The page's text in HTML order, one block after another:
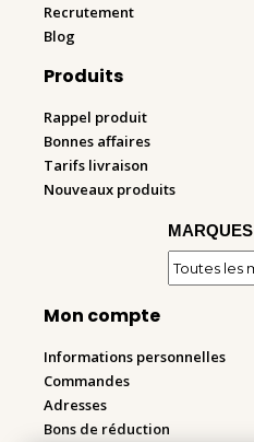
Recrutement
Blog
Produits
Rappel produit
Bonnes affaires
Tarifs livraison
Nouveaux produits
MARQUES
Mon compte
Informations personnelles
Commandes
Adresses
Bons de réduction